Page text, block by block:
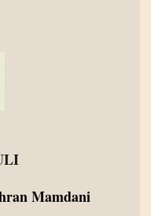
Mamdani